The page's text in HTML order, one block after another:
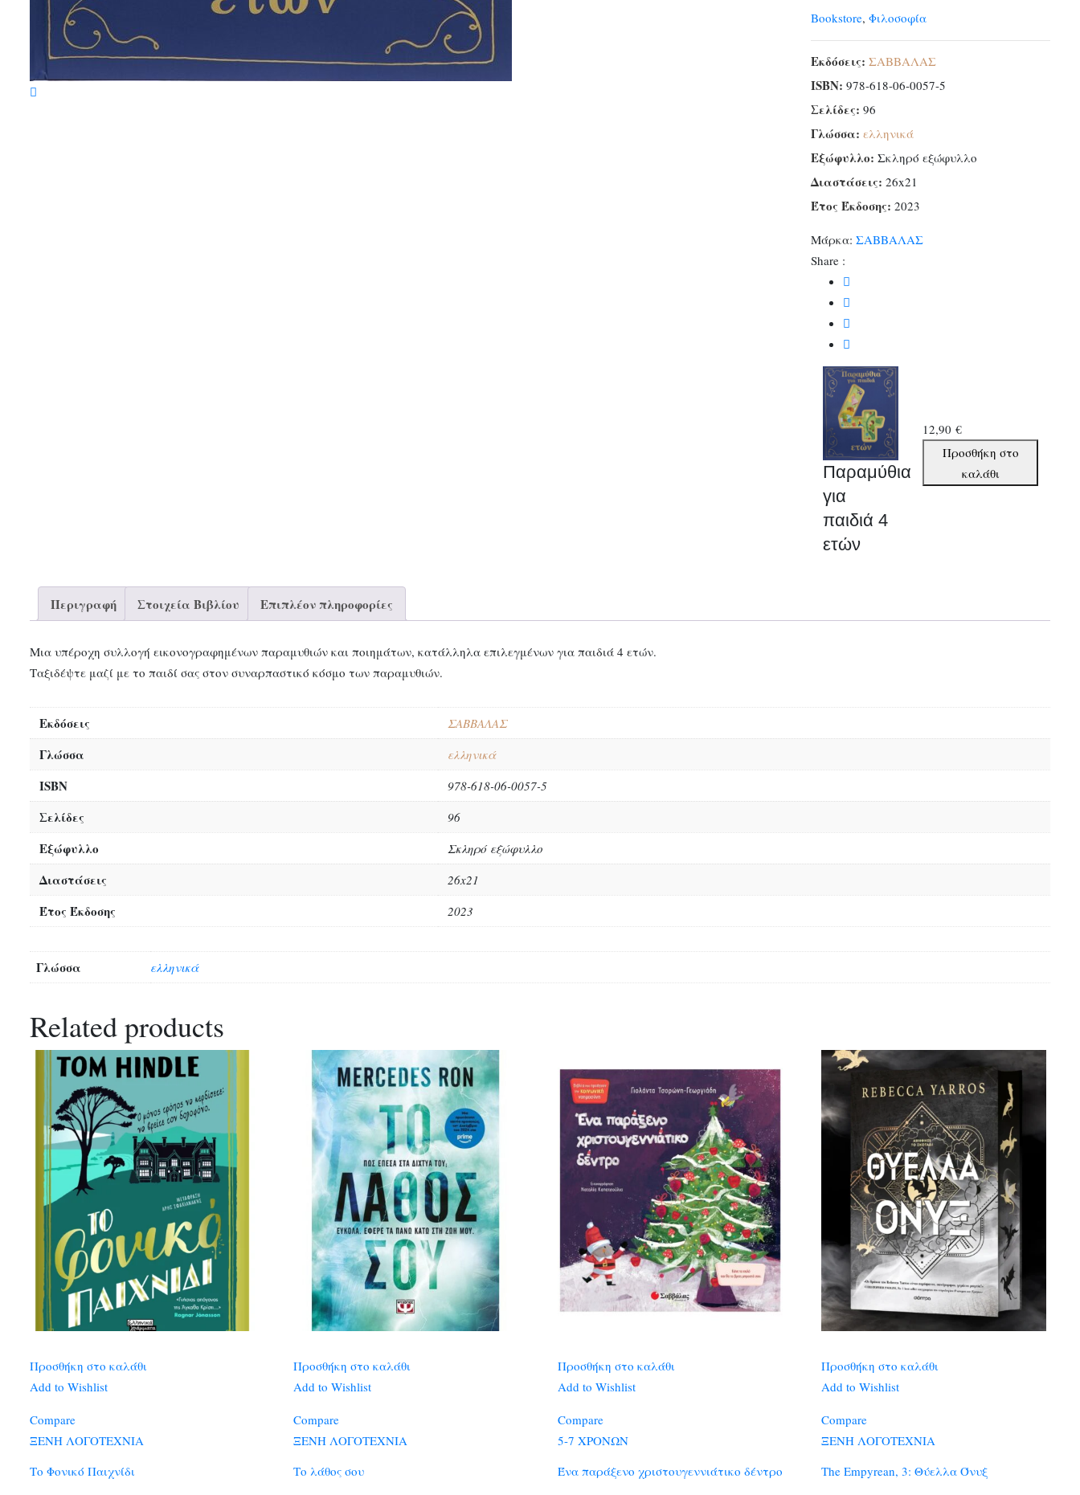
Bookstore,Φιλοσοφία
Εκδόσεις: ΣΑΒΒΑΛΑΣ
ISBN: 978-618-06-0057-5
Σελίδες: 96
Γλώσσα: ελληνικά
Εξώφυλλο: Σκληρό εξώφυλλο
Διαστάσεις: 26x21
Έτος Έκδοσης: 2023
Μάρκα:ΣΑΒΒΑΛΑΣ
Share :
Παραμύθια
για
παιδιά 4
ετών
12,90€
Παραμύθια
παιδιά
Προσθήκη στο
καλάθι
Περιγραφή Στοιχεία Βιβλίου Επιπλέον πληροφορίες
Μια υπέροχη συλλογή εικονογραφημένων παραμυθιών και ποιημάτων, κατάλληλα επιλεγμένων για παιδιά 4 ετών.
Ταξιδέψτε μαζί με το παιδί σας στον συναρπαστικό κόσμο των παραμυθιών.
Εκδόσεις ΣΑΒΒΑΛΑΣ
Γλώσσα ελληνικά
ISBN 978-618-06-0057-5
Σελίδες 96
Εξώφυλλο Σκληρό εξώφυλλο
Διαστάσεις 26x21
Έτος Έκδοσης 2023
Γλώσσα ελληνικά
Related products
Προσθήκη στο καλάθι
Add to Wishlist
Compare
ΞΕΝΗ ΛΟΓΟΤΕΧΝΙΑ
Το Φονικό Παιχνίδι
Προσθήκη στο καλάθι
Add to Wishlist
Compare
ΞΕΝΗ ΛΟΓΟΤΕΧΝΙΑ
Το λάθος σου
Προσθήκη στο καλάθι
Add to Wishlist
Compare
5-7 ΧΡΟΝΩΝ
Ένα παράξενο χριστουγεννιάτικο δέντρο
Προσθήκη στο καλάθι
Add to Wishlist
Compare
ΞΕΝΗ ΛΟΓΟΤΕΧΝΙΑ
The Empyrean, 3: Θύελλα Όνυξ